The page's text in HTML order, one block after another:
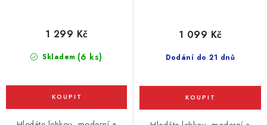
Skladem (6 ks)
1 299 Kč
Dodání do 21 dnů
1 099 Kč